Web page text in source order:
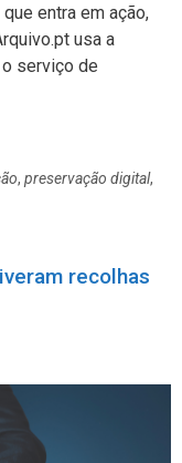
que entra em ação,
usa a
o serviço de
,preservação digital,
recolhas